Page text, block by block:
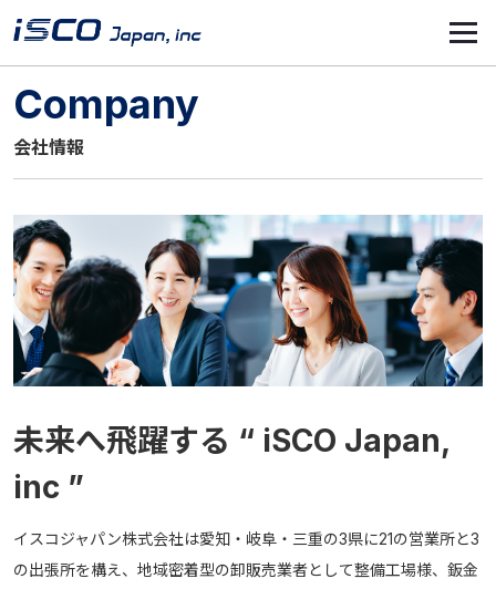
Company
会社情報
未来へ飛躍する “ iSCO Japan,
inc ”
イスコジャパン株式会社は愛知・岐阜・三重の3県に21の営業所と3
の出張所を構え、地域密着型の卸販売業者として整備工場様、鈑金